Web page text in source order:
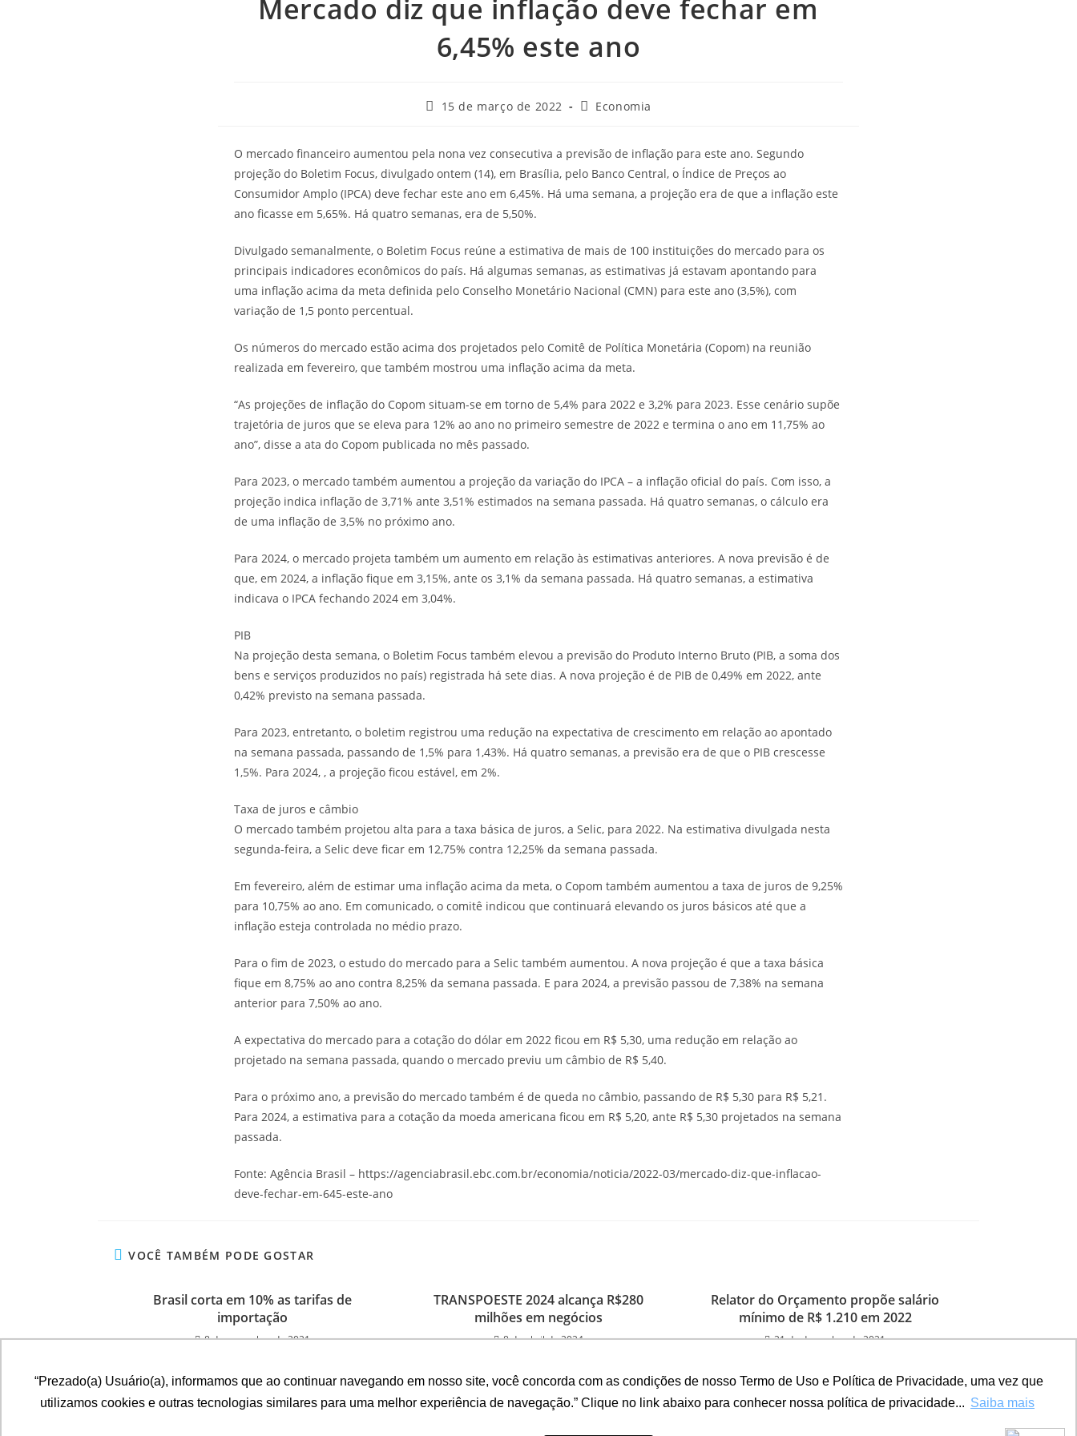
“Prezado(a) Usuário(a), informamos que ao continuar navegando em nosso site, você concorda com as condições de nosso Termo de Uso e Política de Privacidade, uma vez que
utilizamos cookies e outras tecnologias similares para uma melhor experiência de navegação.” Clique no link abaixo para conhecer nossa política de privacidade... Saiba mais
Mercado diz que inflação deve fechar em
6,45% este ano
15 de março de 2022 Economia
O mercado financeiro aumentou pela nona vez consecutiva a previsão de inflação para este ano. Segundo
projeção do Boletim Focus, divulgado ontem (14), em Brasília, pelo Banco Central, o Índice de Preços ao
Consumidor Amplo (IPCA) deve fechar este ano em 6,45%. Há uma semana, a projeção era de que a inflação este
ano ficasse em 5,65%. Há quatro semanas, era de 5,50%.
Divulgado semanalmente, o Boletim Focus reúne a estimativa de mais de 100 instituições do mercado para os
principais indicadores econômicos do país. Há algumas semanas, as estimativas já estavam apontando para
uma inflação acima da meta definida pelo Conselho Monetário Nacional (CMN) para este ano (3,5%), com
variação de 1,5 ponto percentual.
Os números do mercado estão acima dos projetados pelo Comitê de Política Monetária (Copom) na reunião
realizada em fevereiro, que também mostrou uma inflação acima da meta.
“As projeções de inflação do Copom situam-se em torno de 5,4% para 2022 e 3,2% para 2023. Esse cenário supõe
trajetória de juros que se eleva para 12% ao ano no primeiro semestre de 2022 e termina o ano em 11,75% ao
ano”, disse a ata do Copom publicada no mês passado.
Para 2023, o mercado também aumentou a projeção da variação do IPCA – a inflação oficial do país. Com isso, a
projeção indica inflação de 3,71% ante 3,51% estimados na semana passada. Há quatro semanas, o cálculo era
de uma inflação de 3,5% no próximo ano.
Para 2024, o mercado projeta também um aumento em relação às estimativas anteriores. A nova previsão é de
que, em 2024, a inflação fique em 3,15%, ante os 3,1% da semana passada. Há quatro semanas, a estimativa
indicava o IPCA fechando 2024 em 3,04%.
PIB
Na projeção desta semana, o Boletim Focus também elevou a previsão do Produto Interno Bruto (PIB, a soma dos
bens e serviços produzidos no país) registrada há sete dias. A nova projeção é de PIB de 0,49% em 2022, ante
0,42% previsto na semana passada.
Para 2023, entretanto, o boletim registrou uma redução na expectativa de crescimento em relação ao apontado
na semana passada, passando de 1,5% para 1,43%. Há quatro semanas, a previsão era de que o PIB crescesse
1,5%. Para 2024, , a projeção ficou estável, em 2%.
Taxa de juros e câmbio
O mercado também projetou alta para a taxa básica de juros, a Selic, para 2022. Na estimativa divulgada nesta
segunda-feira, a Selic deve ficar em 12,75% contra 12,25% da semana passada.
Em fevereiro, além de estimar uma inflação acima da meta, o Copom também aumentou a taxa de juros de 9,25%
para 10,75% ao ano. Em comunicado, o comitê indicou que continuará elevando os juros básicos até que a
inflação esteja controlada no médio prazo.
Para o fim de 2023, o estudo do mercado para a Selic também aumentou. A nova projeção é que a taxa básica
fique em 8,75% ao ano contra 8,25% da semana passada. E para 2024, a previsão passou de 7,38% na semana
anterior para 7,50% ao ano.
A expectativa do mercado para a cotação do dólar em 2022 ficou em R$ 5,30, uma redução em relação ao
projetado na semana passada, quando o mercado previu um câmbio de R$ 5,40.
Para o próximo ano, a previsão do mercado também é de queda no câmbio, passando de R$ 5,30 para R$ 5,21.
Para 2024, a estimativa para a cotação da moeda americana ficou em R$ 5,20, ante R$ 5,30 projetados na semana
passada.
Fonte: Agência Brasil – https://agenciabrasil.ebc.com.br/economia/noticia/2022-03/mercado-diz-que-inflacao-
deve-fechar-em-645-este-ano
VOCÊ TAMBÉM PODE GOSTAR
Brasil corta em 10% as tarifas de
importação
8 de novembro de 2021
TRANSPOESTE 2024 alcança R$280
milhões em negócios
8 de abril de 2024
Relator do Orçamento propõe salário
mínimo de R$ 1.210 em 2022
21 de dezembro de 2021